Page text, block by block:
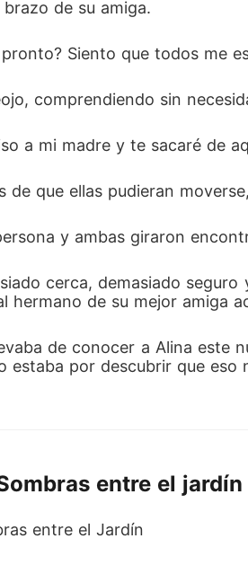
de su amiga.
Siento que todos me
comprendiendo sin
a mi madre y te sacaré de
de que ellas pudieran
y ambas giraron
cerca, demasiado
hermano de su mejor amiga
de conocer a Alina este
estaba por descubrir que eso
entre el jardín
entre el Jardín